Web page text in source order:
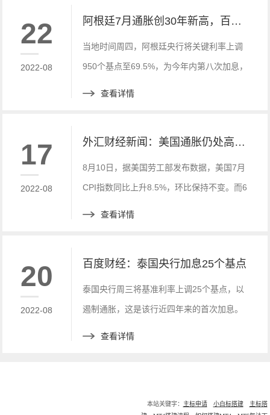
22
2022-08
阿根廷7月通胀创30年新高，百度财经新讯
当地时间周四，阿根廷央行将关键利率上调
950个基点至69.5%，为今年内第八次加息，
查看详情
17
2022-08
外汇财经新闻：美国通胀仍处高位：7月CPI同比涨8.5%
8月10日，据美国劳工部发布数据，美国7月
CPI指数同比上升8.5%，环比保持不变。而6
查看详情
20
2022-08
百度财经：泰国央行加息25个基点
泰国央行周三将基准利率上调25个基点，以
遏制通胀，这是该行近四年来的首次加息。
查看详情
本站关键字： 主标申请 小白标搭建
主标搭